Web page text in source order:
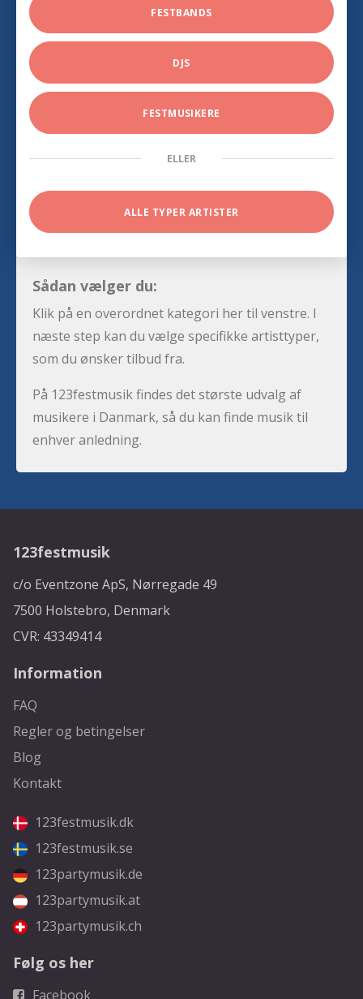
FESTBANDS
DJS
FESTMUSIKERE
ELLER
ALLE TYPER ARTISTER
Sådan vælger du:
Klik på en overordnet kategori her til venstre. I
næste step kan du vælge specifikke artisttyper,
som du ønsker tilbud fra.
På 123festmusik findes det største udvalg af
musikere i Danmark, så du kan finde musik til
enhver anledning.
123festmusik
c/o Eventzone ApS, Nørregade 49
7500 Holstebro, Denmark
CVR: 43349414
Information
FAQ
Regler og betingelser
Blog
Kontakt
123festmusik.dk
123festmusik.se
123partymusik.de
123partymusik.at
123partymusik.ch
Følg os her
Facebook